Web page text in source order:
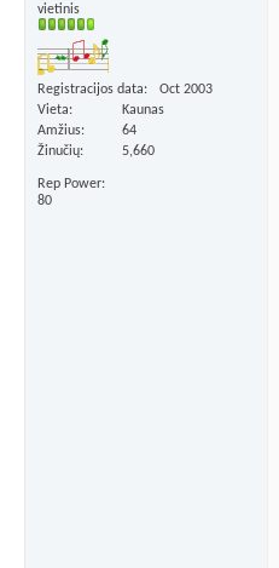
vietinis
Registracijos data
Oct 2003
Vieta
Kaunas
Amžius
64
Žinučių
5,660
Rep Power
80